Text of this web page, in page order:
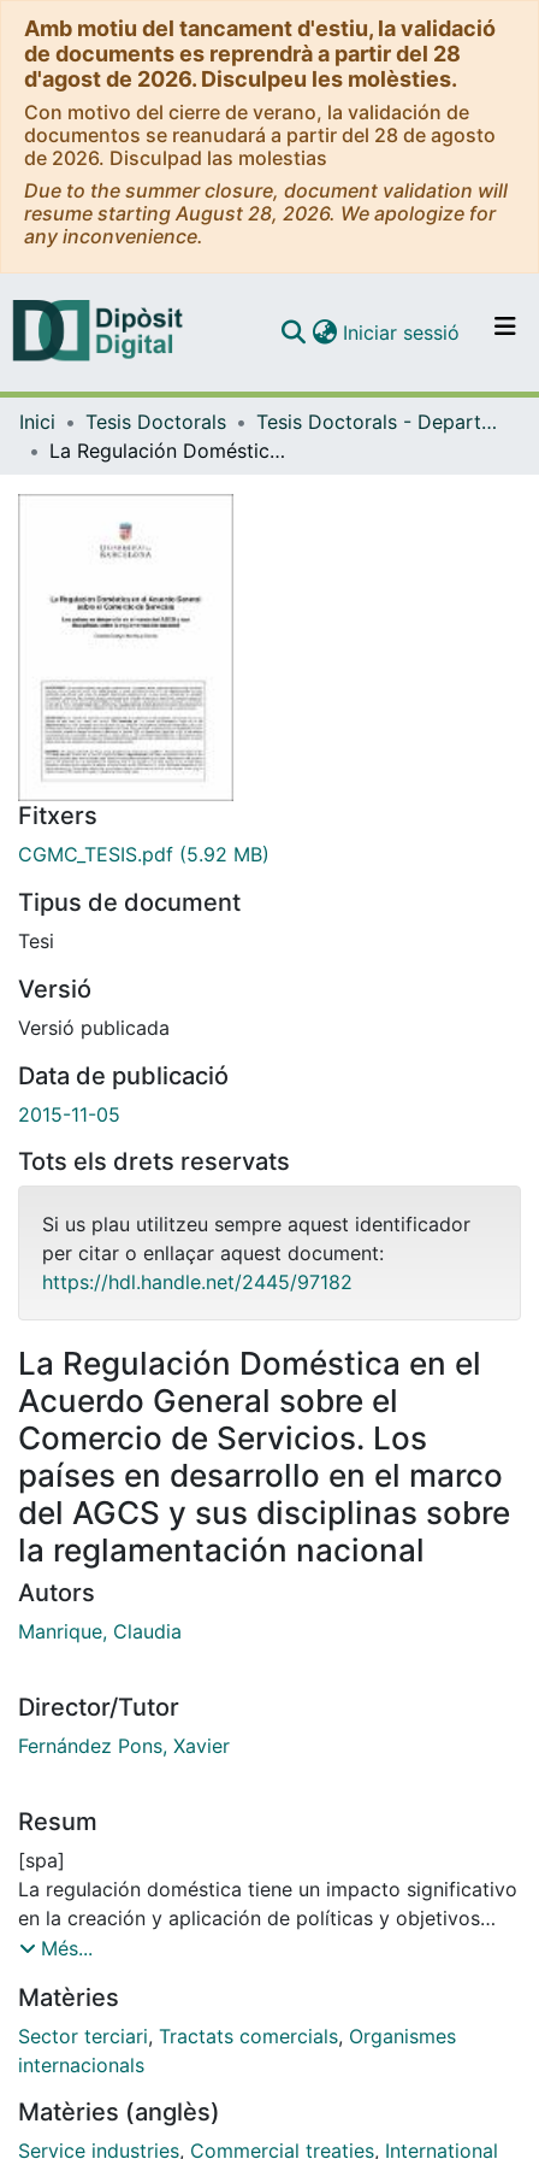
Amb motiu del tancament d'estiu, la validació
de documents es reprendrà a partir del 28
d'agost de 2026. Disculpeu les molèsties.
Con motivo del cierre de verano, la validación de
documentos se reanudará a partir del 28 de agosto
de 2026. Disculpad las molestias
Due to the summer closure, document validation will
resume starting August 28, 2026. We apologize for
any inconvenience.
Navega per tot el DD
Iniciar sessió (current)
Inici Tesis Doctorals
Tesis Doctorals - Departament - Dret i Economia Internacionals
La Regulación Doméstica en el Acuerdo General sobre el Comercio de Servicios. Los países en desarrollo en el marco del AGCS y sus disciplinas sobre la reglamentación nacional
Fitxers
CGMC_TESIS.pdf (5.92 MB)
Tipus de document
Tesi
Versió
Versió publicada
Data de publicació
2015-11-05
Tots els drets reservats
Si us plau utilitzeu sempre aquest identificador
per citar o enllaçar aquest document:
https://hdl.handle.net/2445/97182
La Regulación Doméstica en el
Acuerdo General sobre el
Comercio de Servicios. Los
países en desarrollo en el marco
del AGCS y sus disciplinas sobre
la reglamentación nacional
Autors
Manrique, Claudia
Director/Tutor
Fernández Pons, Xavier
Resum
[spa]
La regulación doméstica tiene un impacto significativo
en la creación y aplicación de políticas y objetivos
nacionales y en la liberalización del Comercio
denominados Países en Desarrollo (PED). Las
regulaciones nacionales no discriminatorias con
objetivos legítimos pueden constituir barreras al CIS.
cada vez mayor importancia de los servicios en sus
economías y su participación en el CIS y, por otro
Més...
Matèries
Sector terciari, Tractats comercials, Organismes
internacionals
Matèries (anglès)
Service industries, Commercial treaties, International